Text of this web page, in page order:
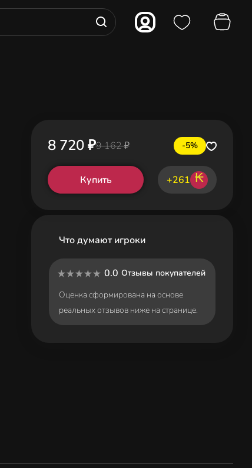
8 720 ₽9 162 ₽ -5%
Купить +261 ₭
Что думают игроки
0.0 Отзывы покупателей
Оценка сформирована на основе
реальных отзывов ниже на странице.